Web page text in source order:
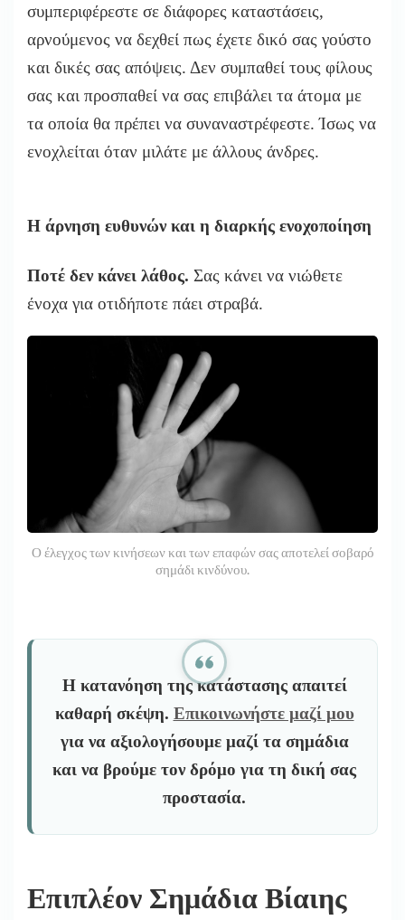
συμπεριφέρεστε σε διάφορες καταστάσεις,
αρνούμενος να δεχθεί πως έχετε δικό σας γούστο
και δικές σας απόψεις. Δεν συμπαθεί τους φίλους
σας και προσπαθεί να σας επιβάλει τα άτομα με
τα οποία θα πρέπει να συναναστρέφεστε. Ίσως να
ενοχλείται όταν μιλάτε με άλλους άνδρες.
Η άρνηση ευθυνών και η διαρκής ενοχοποίηση
Ποτέ δεν κάνει λάθος. Σας κάνει να νιώθετε
ένοχα για οτιδήποτε πάει στραβά.
Ο έλεγχος των κινήσεων και των επαφών σας αποτελεί σοβαρό
σημάδι κινδύνου.
Η κατανόηση της κατάστασης απαιτεί
καθαρή σκέψη. Επικοινωνήστε μαζί μου
για να αξιολογήσουμε μαζί τα σημάδια
και να βρούμε τον δρόμο για τη δική σας
προστασία.
Επιπλέον Σημάδια Βίαιης